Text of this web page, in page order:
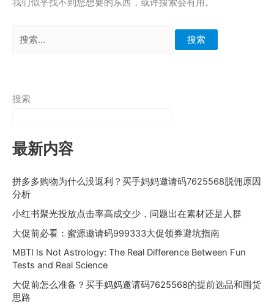
我们似乎找不到您想要的东西，或许搜索会有用。
索：
搜索
最新内容
拼多多购物为什么没返利？买手妈妈邀请码7625568脱佣原因
分析
小红书聚光投放点击率高成交少，问题出在素材还是人群
大促前必看：蜜源邀请码999333大促领券避坑指南
MBTI Is Not Astrology: The Real Difference Between Fun
Tests and Real Science
大促前怎么准备？买手妈妈邀请码7625568的提前选品和囤货
思路